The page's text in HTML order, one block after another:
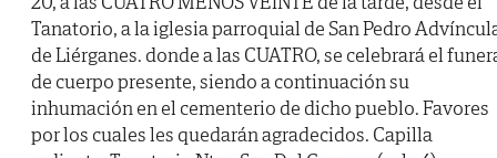
Tanatorio, a la iglesia parroquial de San Pedro
de Liérganes. donde a las CUATRO, se celebrará el
de cuerpo presente, siendo a continuación su
inhumación en el cementerio de dicho pueblo. Favores
por los cuales les quedarán agradecidos. Capilla